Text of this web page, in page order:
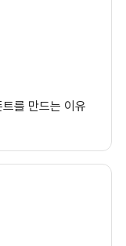
를 만드는 이유